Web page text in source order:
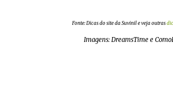
Fonte: Dicas do site da Suvinil e veja outras
Imagens: DreamsTime e